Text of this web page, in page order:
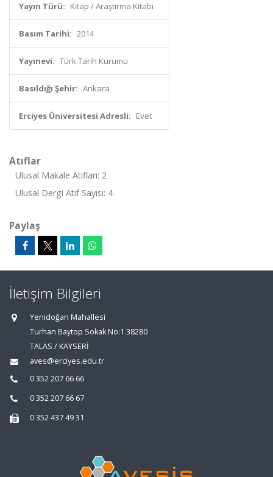
Yayın Türü: Kitap / Araştırma Kitabı
Basım Tarihi: 2014
Yayınevi: Türk Tarih Kurumu
Basıldığı Şehir: Ankara
Erciyes Üniversitesi Adresli: Evet
Atıflar
Ulusal Makale Atıfları: 2
Ulusal Dergi Atıf Sayısı: 4
Paylaş
İletişim Bilgileri
Yenidoğan Mahallesi
Turhan Baytop Sokak No:1 38280
TALAS / KAYSERİ
aves@erciyes.edu.tr
0 352 207 66 66
0 352 207 66 67
0 352 437 49 31